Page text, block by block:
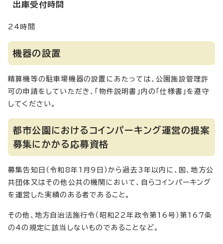
出庫受付時間
24時間
機器の設置
精算機等の駐車場機器の設置にあたっては、公園施設管理許
可の申請をしていただき、「物件説明書」内の「仕様書」を遵守
してください。
都市公園におけるコインパーキング運営の提案
募集にかかる応募資格
募集告知日（令和8年1月9日）から過去3年以内に、国、地方公
共団体又はその他公共の機関において、自らコインパーキング
を運営した実績のある者であること。
その他、地方自治法施行令（昭和22年政令第16号）第167条
の4の規定に該当しないものであることなど。